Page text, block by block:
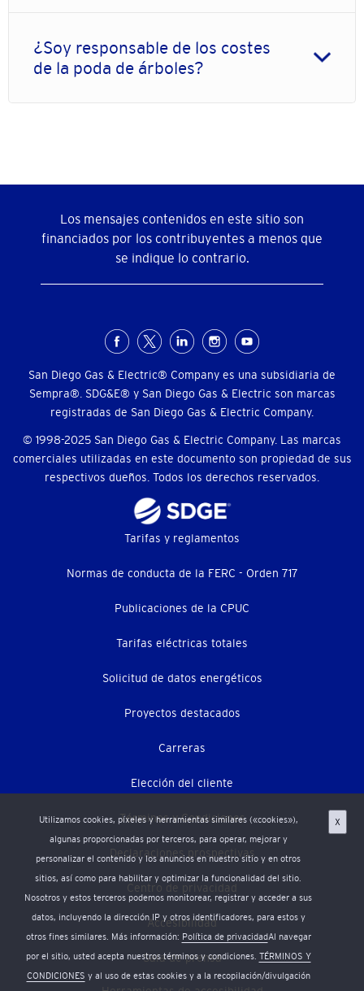
¿Soy responsable de los costes
de la poda de árboles?
Los mensajes contenidos en este sitio son
financiados por los contribuyentes a menos que
se indique lo contrario.
social
San Diego Gas & Electric® Company es una subsidiaria de
Sempra®. SDG&E® y San Diego Gas & Electric son marcas
registradas de San Diego Gas & Electric Company.
© 1998-2025 San Diego Gas & Electric Company. Las marcas
comerciales utilizadas en este documento son propiedad de sus
respectivos dueños. Todos los derechos reservados.
Utilizamos cookies, píxeles y herramientas similares («cookies»),
algunas proporcionadas por terceros, para operar, mejorar y
personalizar el contenido y los anuncios en nuestro sitio y en otros
sitios, así como para habilitar y optimizar la funcionalidad del sitio.
Nosotros y estos terceros podemos monitorear, registrar y acceder a sus
datos, incluyendo la dirección IP y otros identificadores, para estos y
otros fines similares. Más información: Política de privacidadAl navegar
por el sitio, usted acepta nuestros términos y condiciones. TÉRMINOS Y
CONDICIONES y al uso de estas cookies y a la recopilación/divulgación
X
menu
secundario)
Tarifas y reglamentos
Normas de conducta de la FERC - Orden 717
Publicaciones de la CPUC
Tarifas eléctricas totales
Solicitud de datos energéticos
Proyectos destacados
Carreras
Elección del cliente
Términos y Condiciones
Declaraciones prospectivas
Centro de privacidad
Accesibilidad
Sala de prensa